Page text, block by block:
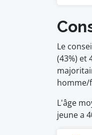
Le
(43%) et
homme/
L'âge
jeune a